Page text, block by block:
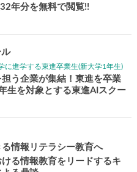
高3生・高2生・高1生対
東進の実力講師陣
導を今すぐ体験!!
個別相談